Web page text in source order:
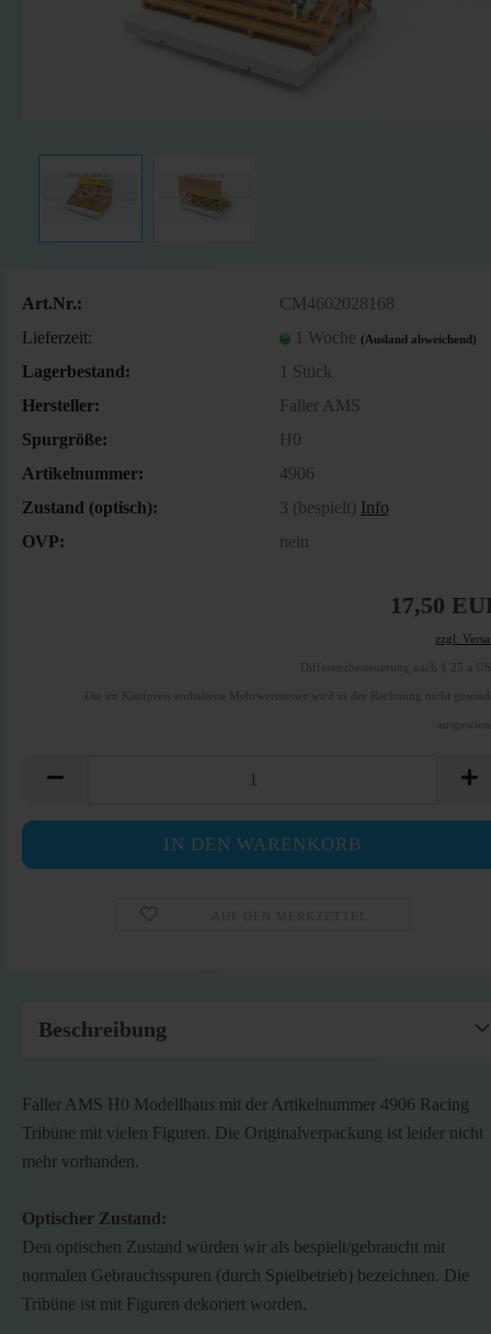
Art.Nr.:
CM4602028168
Lieferzeit:
1 Woche (Ausland abweichend)
Lagerbestand: 1 Stück
Hersteller:
Faller AMS
Spurgröße:
H0
Artikelnummer:
4906
Zustand (optisch):
3 (bespielt) Info
OVP:
nein
17,50
zzgl.
Differenzbesteuerung nach § 25 a
Die im Kaufpreis enthaltene Mehrwertsteuer wird in der Rechnung nicht
Beschreibung
Faller AMS H0 Modellhaus mit der Artikelnummer 4906 Racing
Tribüne mit vielen Figuren. Die Originalverpackung ist leider nicht
mehr vorhanden.
Optischer Zustand:
Den optischen Zustand würden wir als bespielt/gebraucht mit
normalen Gebrauchsspuren (durch Spielbetrieb) bezeichnen. Die
Tribüne ist mit Figuren dekoriert worden.